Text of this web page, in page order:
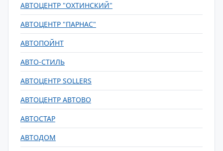
АВТОЦЕНТР "ОХТИНСКИЙ"
АВТОЦЕНТР "ПАРНАС"
АВТОПОЙНТ
АВТО-СТИЛЬ
АВТОЦЕНТР SOLLERS
АВТОЦЕНТР АВТОВО
АВТОСТАР
АВТОДОМ